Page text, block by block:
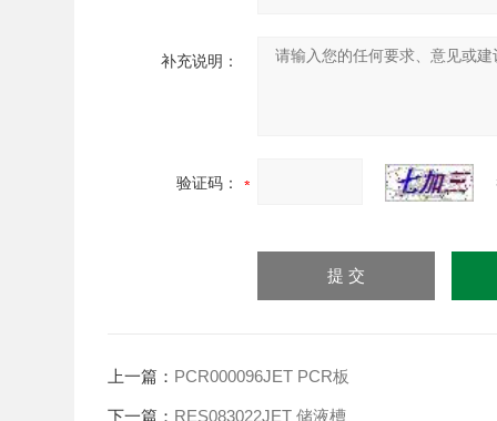
补充说明：
验证码：
上一篇： PCR000096JET PCR板
下一篇： RES083022JET 储液槽